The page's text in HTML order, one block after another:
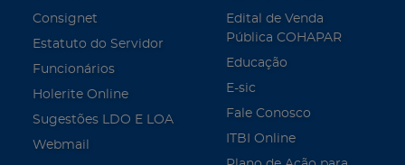
Consignet
Estatuto do Servidor
Funcionários
Holerite Online
Sugestões LDO E LOA
Webmail
Edital de Venda
Pública COHAPAR
Educação
E-sic
Fale Conosco
ITBI Online